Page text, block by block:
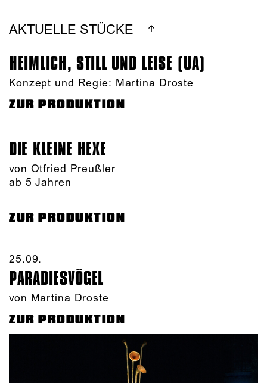
AKTUELLE STÜCKE
HEIMLICH, STILL UND LEISE (UA)
Konzept und Regie: Martina Droste
ZUR PRODUKTION
DIE KLEINE HEXE
von Otfried Preußler
ab 5 Jahren
ZUR PRODUKTION
25.09.​
PARADIES­VÖGEL
von Martina Droste
ZUR PRODUKTION